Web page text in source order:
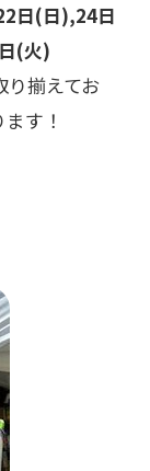
日(日),24日
(火)
揃えてお
す！